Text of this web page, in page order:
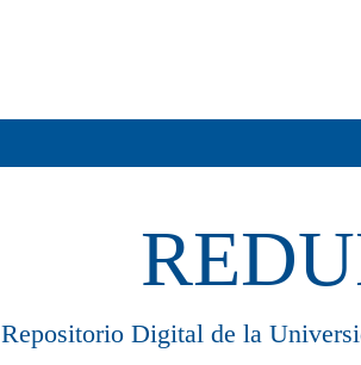
Repositorio Digital de la